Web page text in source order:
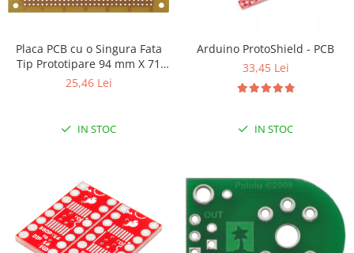
RS-232
RS-485
RTC
Telecomenzi
Motor 25D
Motoreductor plastic
Servomotoare
Suruburi, Piulite, Conectare
Micro:bit
Nvidia
Olinuxino
Thing
TI
PIR
Radar
Sonar
Placa PCB cu o Singura Fata
Tip Prototipare 94 mm X 71
mm
25,46 Lei
IN STOC
Arduino ProtoShield - PCB
33,45 Lei
IN STOC